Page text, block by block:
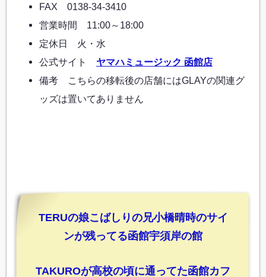
FAX 0138-34-3410
営業時間 11:00～18:00
定休日 火・水
公式サイト ヤマハミュージック 函館店
備考 こちらの移転後の店舗にはGLAYの関連グ
ッズは置いてありません
TERUの娘こばしりの兄小橋晴時のサイ
ンが残ってる函館宇須岸の館
TAKUROが高校の頃に通ってた函館カフ